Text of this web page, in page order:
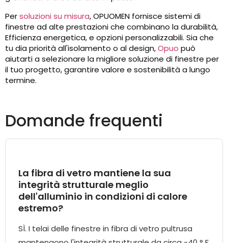
Persoluzioni su misura, OPUOMEN fornisce sistemi di
finestre ad alte prestazioni che combinano la durabilità,
Efficienza energetica, e opzioni personalizzabili. Sia che
tu dia priorità all'isolamento o al design,Opuo può
aiutarti a selezionare la migliore soluzione di finestre per
il tuo progetto, garantire valore e sostenibilità a lungo
termine.
Domande frequenti
La fibra di vetro mantiene la sua
integrità strutturale meglio
dell'alluminio in condizioni di calore
estremo?
SÌ. I telai delle finestre in fibra di vetro pultrusa